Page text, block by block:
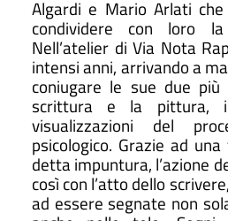
Algardi e Mario Arlati
condividere con loro
Nell’atelier di Via Nota
intensi anni, arrivando a
coniugare le sue due
scrittura e la pittura,
visualizzazioni del
psicologico. Grazie ad
detta impuntura, l’azione
così con l’atto dello
ad essere segnate non